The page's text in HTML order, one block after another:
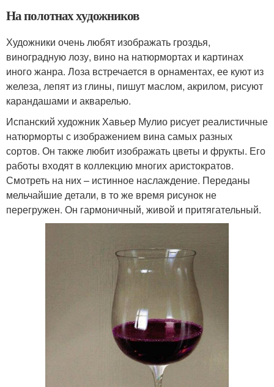
На полотнах художников
Художники очень любят изображать гроздья,
виноградную лозу, вино на натюрмортах и картинах
иного жанра. Лоза встречается в орнаментах, ее куют из
железа, лепят из глины, пишут маслом, акрилом, рисуют
карандашами и акварелью.
Испанский художник Хавьер Мулио рисует реалистичные
натюрморты с изображением вина самых разных
сортов. Он также любит изображать цветы и фрукты. Его
работы входят в коллекцию многих аристократов.
Смотреть на них – истинное наслаждение. Переданы
мельчайшие детали, в то же время рисунок не
перегружен. Он гармоничный, живой и притягательный.